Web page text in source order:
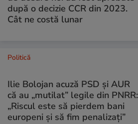
după o decizie CCR din 2023.
Cât ne costă lunar
Politică
Ilie Bolojan acuză PSD și AUR
că au „mutilat” legile din PNRR:
„Riscul este să pierdem bani
europeni și să fim penalizați”